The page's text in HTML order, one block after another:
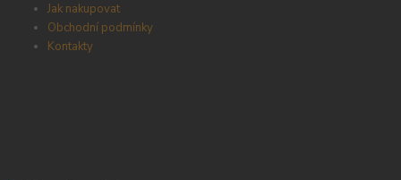
Jak nakupovat
Obchodní podmínky
Kontakty